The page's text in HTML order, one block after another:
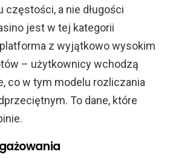
częstości, a nie długości
jest w tej kategorii
z wyjątkowo wysokim
– użytkownicy wchodzą
co w tym modelu rozliczania
To dane, które